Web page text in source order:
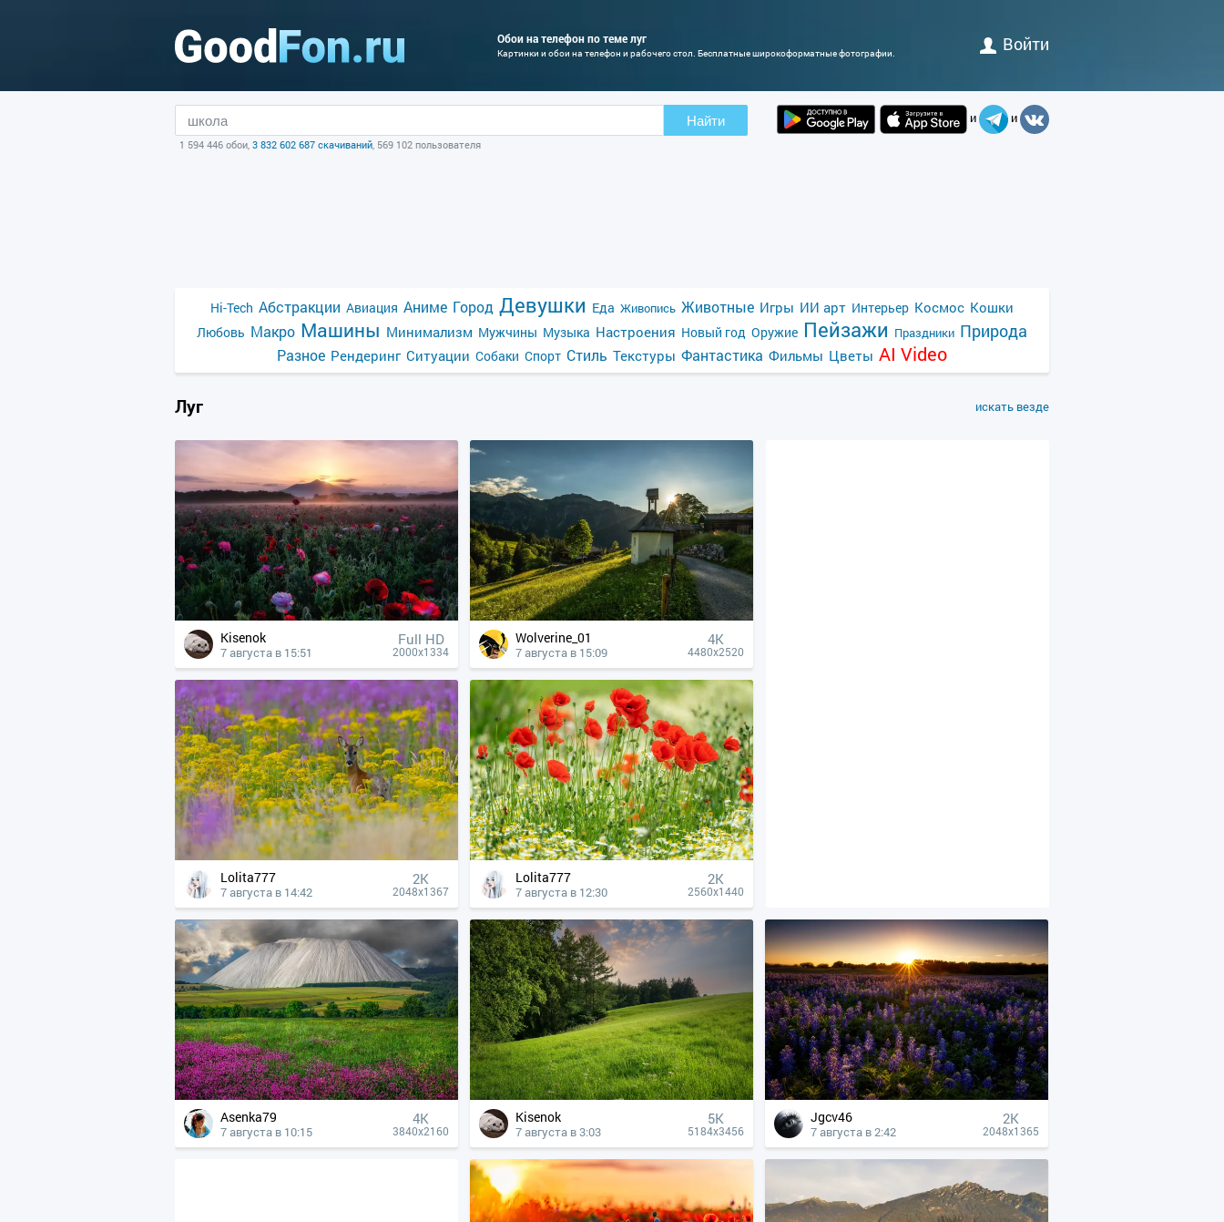
Обои на телефон по теме луг
Картинки и обои на телефон и рабочего стол. Бесплатные широкоформатные фотографии. Войти
Найти
1 594 446 обои, 3 832 602 687 скачиваний, 569 102 пользователя
и и
Hi-Tech Абстракции Авиация Аниме Город Девушки Еда Живопись Животные Игры ИИ арт Интерьер Космос Кошки
Любовь Макро Машины Минимализм Мужчины Музыка Настроения Новый год Оружие Пейзажи Праздники Природа
Разное Рендеринг Ситуации Собаки Спорт Стиль Текстуры Фантастика Фильмы Цветы AI Video
Луг искать везде
Kisenok
7 августа в 15:51
Full HD
2000x1334
Wolverine_01
7 августа в 15:09
4К
4480x2520
Lolita777
7 августа в 14:42
2K
2048x1367
Lolita777
7 августа в 12:30
2K
2560x1440
Asenka79
7 августа в 10:15
4К
3840x2160
Kisenok
7 августа в 3:03
5K
5184x3456
Jgcv46
7 августа в 2:42
2K
2048x1365